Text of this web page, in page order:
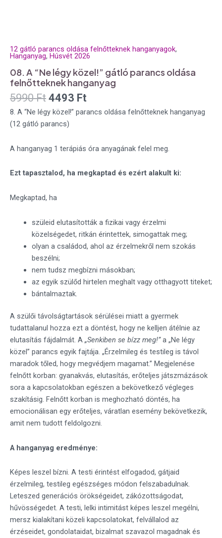
12 gátló parancs oldása felnőtteknek hanganyagok,
Hanganyag, Húsvét 2026
08. A “Ne légy közel!” gátló parancs oldása
felnőtteknek hanganyag
5990Ft 4493 Ft
8. A “Ne légy közel!” parancs oldása felnőtteknek hanganyag
(12 gátló parancs)
A hanganyag 1 terápiás óra anyagának felel meg.
Ezt tapasztalod, ha megkaptad és ezért alakult ki:
Megkaptad, ha
szüleid elutasították a fizikai vagy érzelmi
közelségedet, ritkán érintettek, simogattak meg;
olyan a családod, ahol az érzelmekről nem szokás
beszélni;
nem tudsz megbízni másokban;
az egyik szülőd hirtelen meghalt vagy otthagyott titeket;
bántalmaztak.
A szülői távolságtartások sérülései miatt a gyermek
tudattalanul hozza ezt a döntést, hogy ne kelljen átélnie az
elutasítás fájdalmát. A „Senkiben se bízz meg!”a „Ne légy
közel” parancs egyik fajtája. „Érzelmileg és testileg is távol
maradok tőled, hogy megvédjem magamat.” Megjelenése
felnőtt korban: gyanakvás, elutasítás, erőteljes játszmázások
sora a kapcsolatokban egészen a bekövetkező végleges
szakításig. Felnőtt korban is meghozható döntés, ha
emocionálisan egy erőteljes, váratlan esemény bekövetkezik,
amit nem tudott feldolgozni.
A hanganyag eredménye:
Képes leszel bízni. A testi érintést elfogadod, gátjaid
érzelmileg, testileg egészséges módon felszabadulnak.
Leteszed generációs örökségeidet, zákózottságodat,
hűvösségedet. A testi, lelki intimitást képes leszel megélni,
mersz kialakítani közeli kapcsolatokat, felvállalod az
érzéseidet, gondolataidat, bizalmat szavazol magadnak és